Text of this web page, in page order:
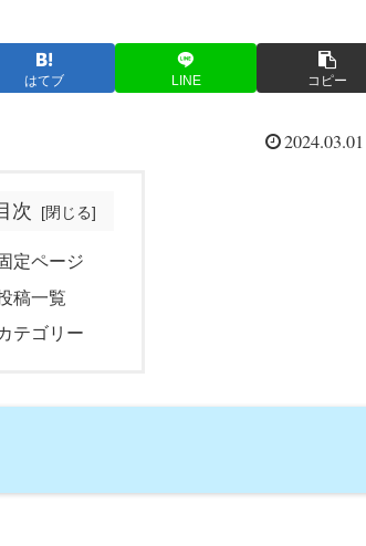
はてブ LINE コピー
2024.03.01
次
定ページ
稿一覧
テゴリー